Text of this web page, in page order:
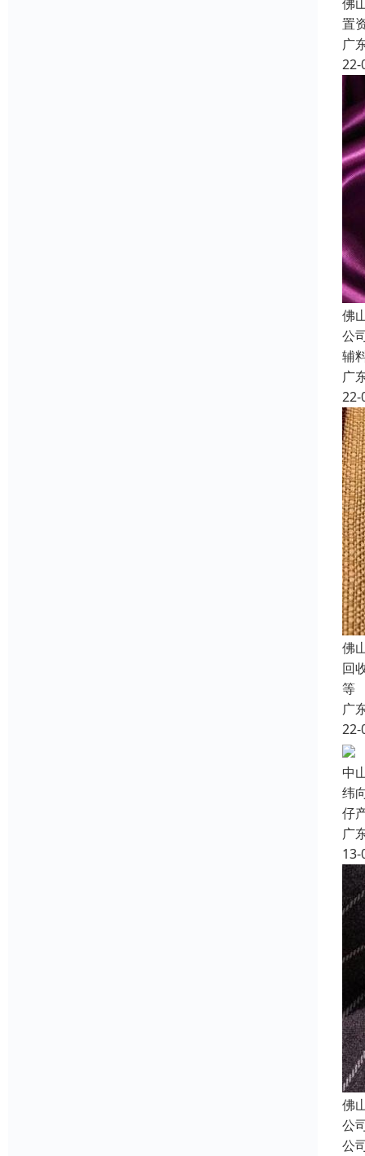
置
广
22-
佛
公
辅
广
22-
佛
回
等
广
22-
中
纬
仔
广
13-
佛
公
公